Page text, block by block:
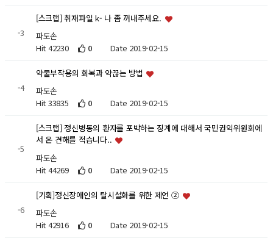
-3
[스크랩] 취재파일 k- 나 좀 꺼내주세요.
파도손
Hit 42230
0 Date 2019-02-15
-4
약물부작용의 회복과 약끊는 방법
파도손
Hit 33835
0 Date 2019-02-15
-5
[스크랩] 정신병동의 환자를 포박하는 징계에 대해서 국민권익위원회에
서 온 견해를 적습니다..
파도손
Hit 44269
0 Date 2019-02-15
-6
[기획]정신장애인의 탈시설화를 위한 제언 ②
파도손
Hit 42916
0 Date 2019-02-15